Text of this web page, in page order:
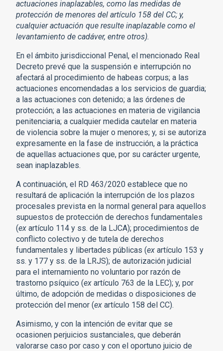
actuaciones inaplazables, como las medidas de
protección de menores del artículo 158 del CC; y,
cualquier actuación que resulte inaplazable como el
levantamiento de cadáver, entre otros).
En el ámbito jurisdiccional Penal, el mencionado Real
Decreto prevé que la suspensión e interrupción no
afectará al procedimiento de habeas corpus; a las
actuaciones encomendadas a los servicios de guardia;
a las actuaciones con detenido; a las órdenes de
protección; a las actuaciones en materia de vigilancia
penitenciaria; a cualquier medida cautelar en materia
de violencia sobre la mujer o menores; y, si se autoriza
expresamente en la fase de instrucción, a la práctica
de aquellas actuaciones que, por su carácter urgente,
sean inaplazables.
A continuación, el RD 463/2020 establece que no
resultará de aplicación la interrupción de los plazos
procesales prevista en la normal general para aquellos
supuestos de protección de derechos fundamentales
(ex artículo 114 y ss. de la LJCA); procedimientos de
conflicto colectivo y de tutela de derechos
fundamentales y libertades públicas (ex artículo 153 y
ss. y 177 y ss. de la LRJS); de autorización judicial
para el internamiento no voluntario por razón de
trastorno psíquico (ex artículo 763 de la LEC); y, por
último, de adopción de medidas o disposiciones de
protección del menor (ex artículo 158 del CC).
Asimismo, y con la intención de evitar que se
ocasionen perjuicios sustanciales, que deberán
valorarse caso por caso y con el oportuno juicio de